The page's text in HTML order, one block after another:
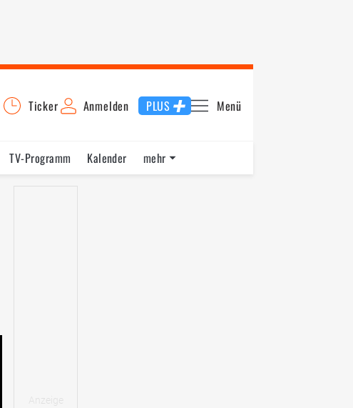
Ticker Anmelden PLUS Menü
TV-Programm
Kalender
mehr